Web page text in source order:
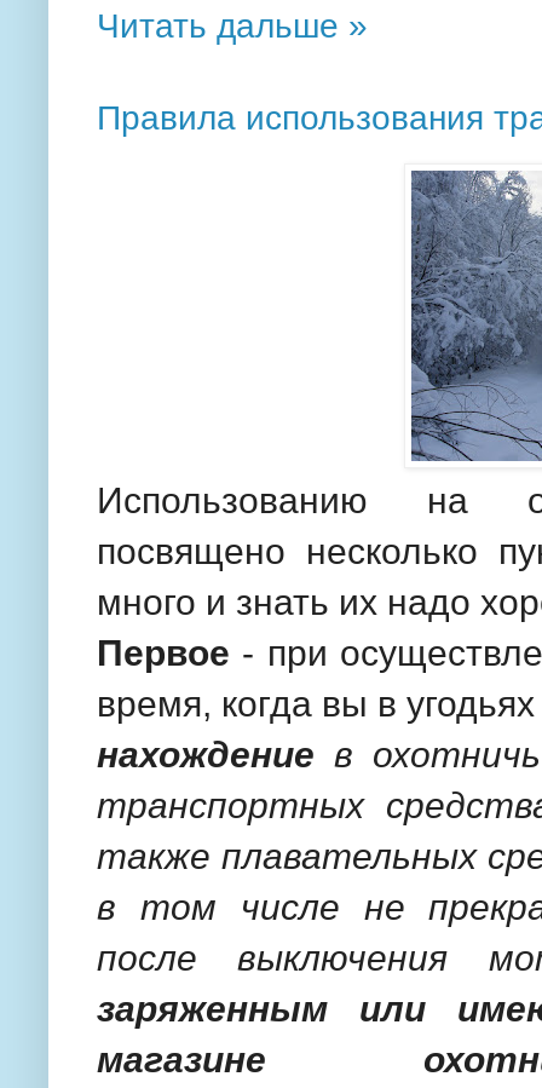
Читать дальше »
Правила использования
Использованию на
посвящено несколько
много и знать их надо
Первое - при
время, когда вы в
нахождение в
транспортных
также плавательных
в том числе не
после выключения
заряженным или
магазине